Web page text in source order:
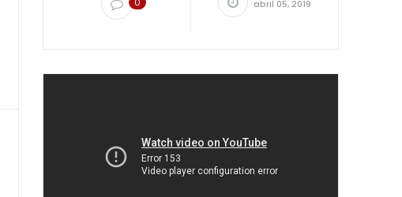
0 abril 05, 2019